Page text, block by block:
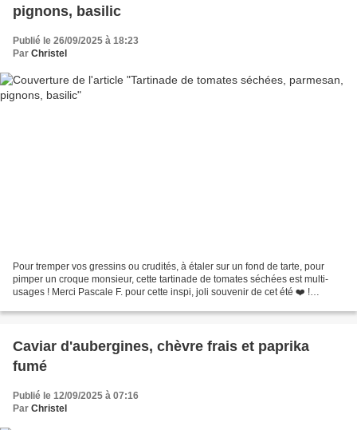
pignons, basilic
Publié le 26/09/2025 à 18:23
Par Christel
Pour tremper vos gressins ou crudités, à étaler sur un fond de tarte, pour
pimper un croque monsieur, cette tartinade de tomates séchées est multi-
usages ! Merci Pascale F. pour cette inspi, joli souvenir de cet été ❤️ !
Caviar d'aubergines, chèvre frais et paprika
fumé
Publié le 12/09/2025 à 07:16
Par Christel